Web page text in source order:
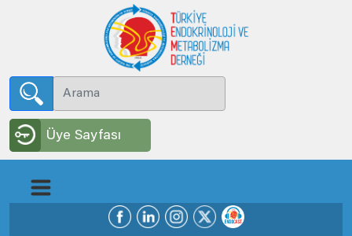
Üye Sayfası